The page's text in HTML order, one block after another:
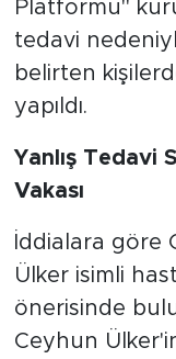
Platformu"
tedavi
belirten
yapıldı.
Yanlış Tedavi
Vakası
İddialara göre
Ülker isimli
önerisinde
Ceyhun